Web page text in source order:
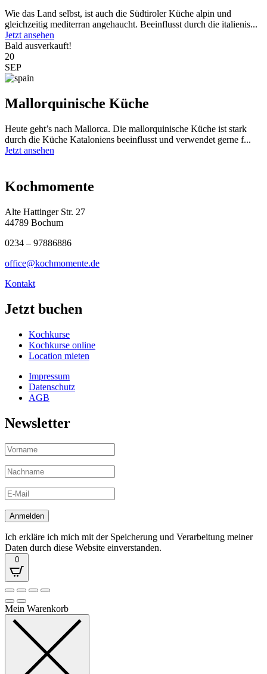
Wie das Land selbst, ist auch die Südtiroler Küche alpin und
gleichzeitig mediterran angehaucht. Beeinflusst durch die italienis...
Jetzt ansehen
Bald ausverkauft!
20
SEP
Mallorquinische Küche
Heute geht’s nach Mallorca. Die mallorquinische Küche ist stark
durch die Küche Kataloniens beeinflusst und verwendet gerne f...
Jetzt ansehen
Kochmomente
Alte Hattinger Str. 27
44789 Bochum
0234 – 97886886
office@kochmomente.de
Kontakt
Jetzt buchen
Kochkurse
Kochkurse online
Location mieten
Impressum
Datenschutz
AGB
Newsletter
Ich erkläre ich mich mit der Speicherung und Verarbeitung meiner
Daten durch diese Website einverstanden.
0
Mein Warenkorb